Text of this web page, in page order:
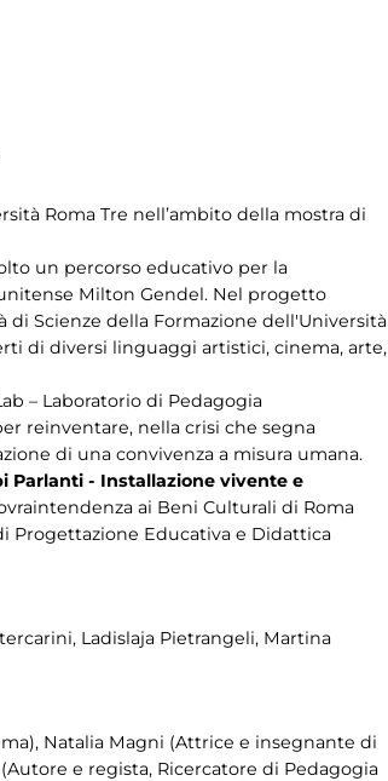
Roma Tre nell’ambito della mostra di
un percorso educativo per la
Milton Gendel. Nel progetto
Scienze della Formazione dell'Università
di diversi linguaggi artistici, cinema, arte,
– Laboratorio di Pedagogia
reinventare, nella crisi che segna
di una convivenza a misura umana.
Parlanti - Installazione vivente e
ai Beni Culturali di Roma
Progettazione Educativa e Didattica
Ladislaja Pietrangeli, Martina
Natalia Magni (Attrice e insegnante di
e regista, Ricercatore di Pedagogia